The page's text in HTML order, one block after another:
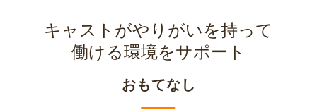
キャストがやりがいを持って
働ける環境をサポート
おもてなし